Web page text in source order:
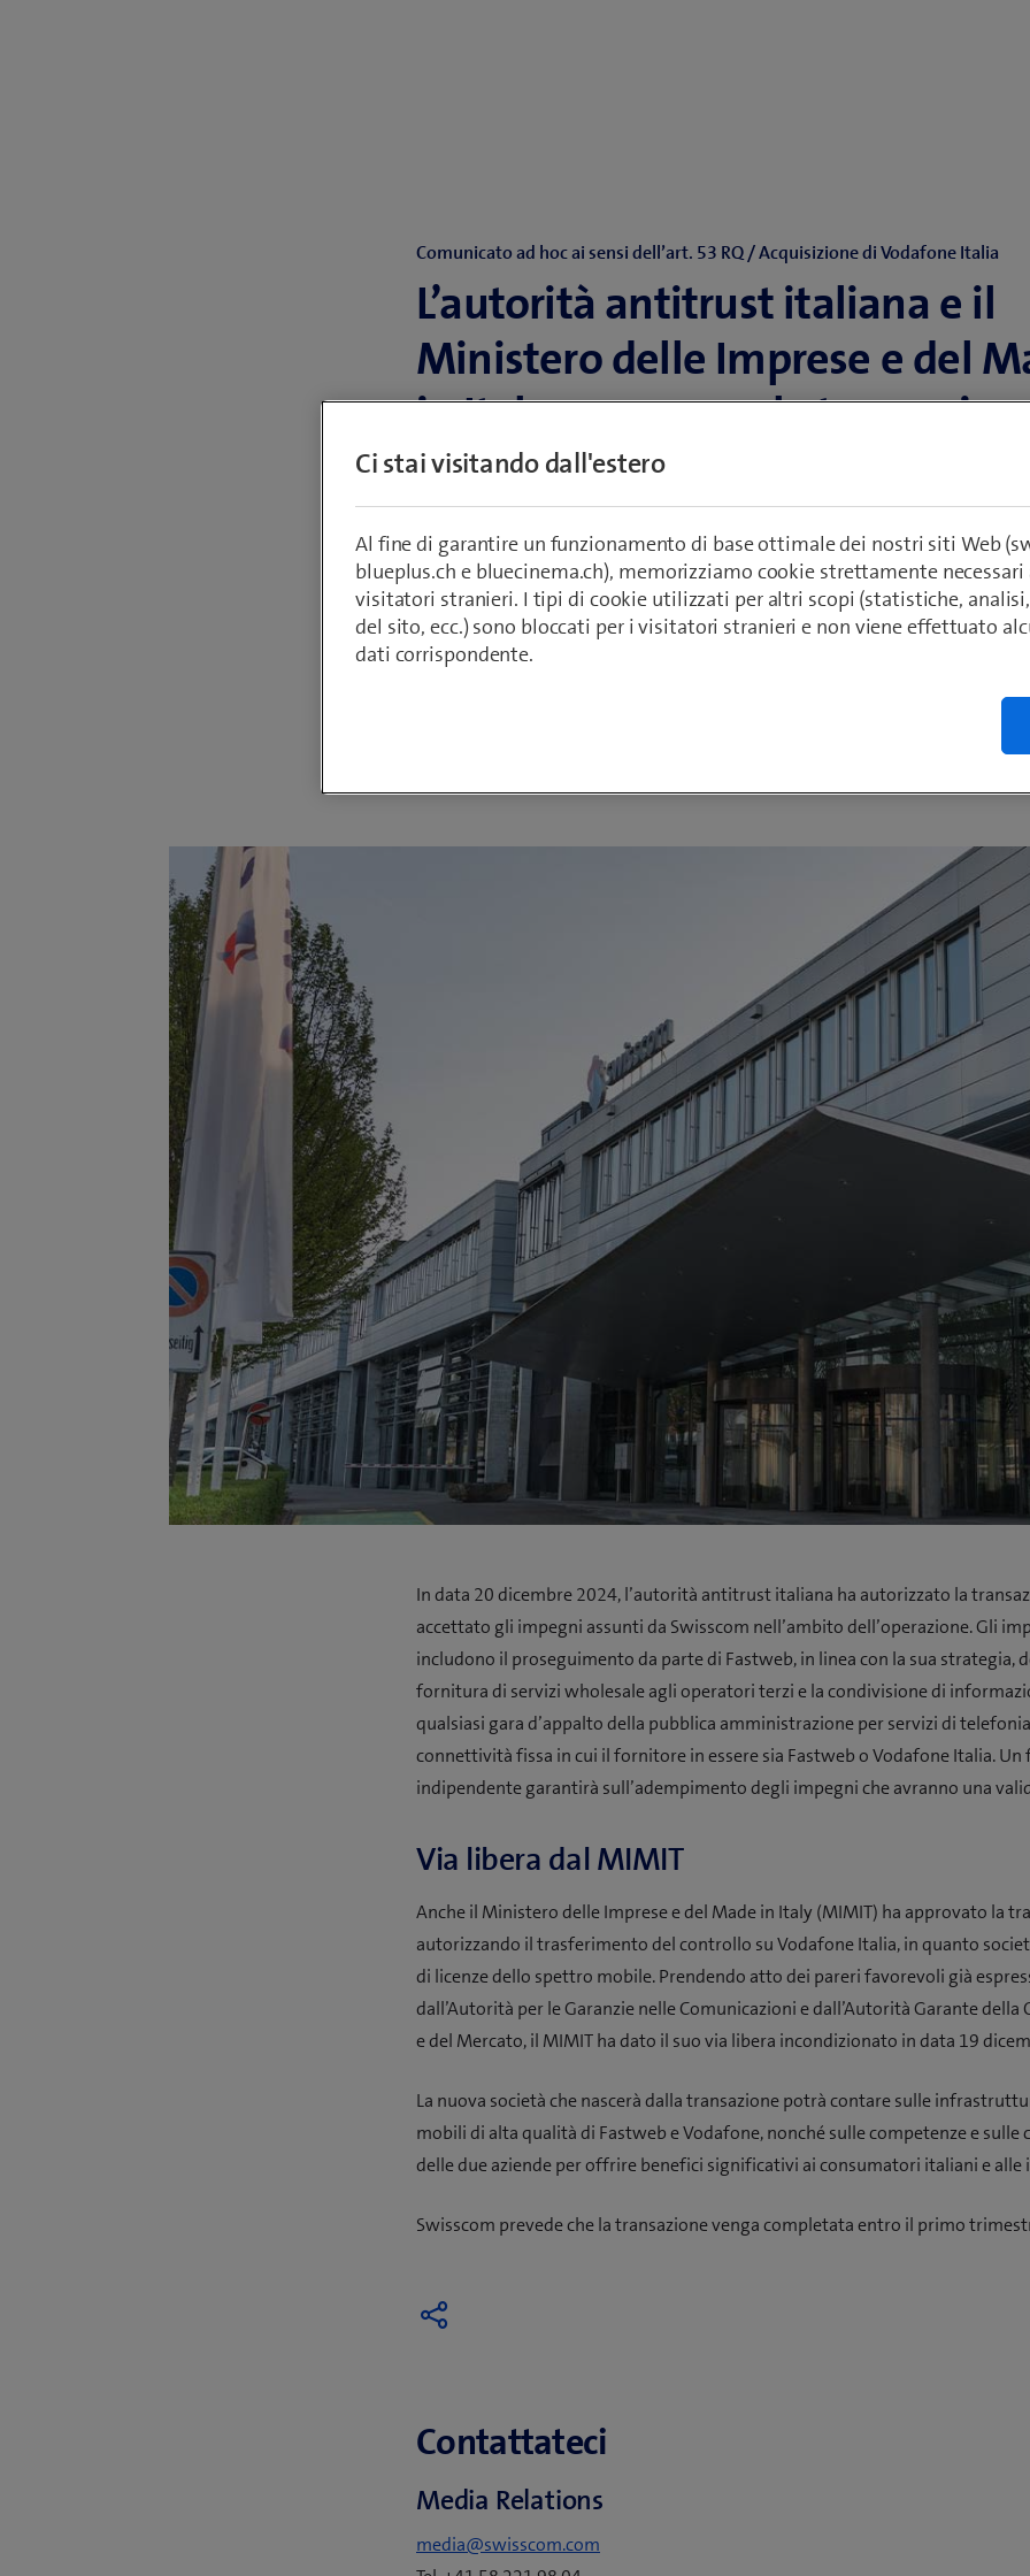
Comunicato ad hoc ai sensi dell’art. 53 RQ / Acquisizione di Vodafone Italia
L’autorità antitrust italiana e il
Ministero delle Imprese e del
in Italy approvano la
del Mercato che dal Ministero delle Imprese e del
Italy (MIMIT). Il parere positivo delle autorità
apre la via alla creazione di un operatore
in Italia.
20 dicembre 2024
In data 20 dicembre 2024, l’autorità antitrust italiana ha autorizzato la
accettato gli impegni assunti da Swisscom nell’ambito dell’operazione. Gli
includono il proseguimento da parte di Fastweb, in linea con la sua strategia,
fornitura di servizi wholesale agli operatori terzi e la condivisione di
qualsiasi gara d’appalto della pubblica amministrazione per servizi di
connettività fissa in cui il fornitore in essere sia Fastweb o Vodafone Italia. Un
indipendente garantirà sull’adempimento degli impegni che avranno una
Via libera dal MIMIT
Anche il Ministero delle Imprese e del Made in Italy (MIMIT) ha approvato la
autorizzando il trasferimento del controllo su Vodafone Italia, in quanto
di licenze dello spettro mobile. Prendendo atto dei pareri favorevoli già
dall’Autorità per le Garanzie nelle Comunicazioni e dall’Autorità Garante della
e del Mercato, il MIMIT ha dato il suo via libera incondizionato in data 19
La nuova società che nascerà dalla transazione potrà contare sulle
mobili di alta qualità di Fastweb e Vodafone, nonché sulle competenze e sulle
delle due aziende per offrire benefici significativi ai consumatori italiani e alle
Swisscom prevede che la transazione venga completata entro il primo
Contattateci
Media Relations
media@swisscom.com
Ci stai visitando dall'estero
Al fine di garantire un funzionamento di base ottimale dei nostri siti Web
blueplus.ch e bluecinema.ch), memorizziamo cookie strettamente necessari
visitatori stranieri. I tipi di cookie utilizzati per altri scopi (statistiche,
del sito, ecc.) sono bloccati per i visitatori stranieri e non viene effettuato
dati corrispondente.